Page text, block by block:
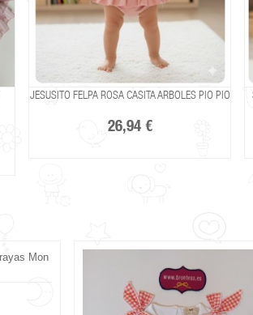
JESUSITO FELPA ROSA CASITA ARBOLES PIO PIO
26,94 €